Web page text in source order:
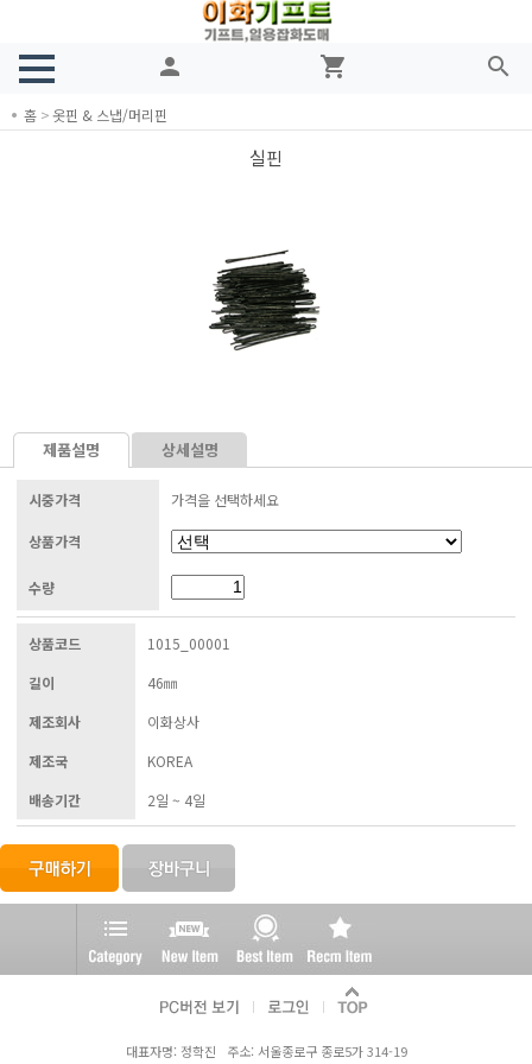
person shopping_cart search
홈 >옷핀 & 스냅/머리핀
실핀
제품설명 상세설명
시중가격 가격을 선택하세요
상품가격
수량
상품코드
1015_00001
길이
46㎜
제조회사
이화상사
제조국
KOREA
배송기간
2일 ~ 4일
대표자명: 정학진 주소: 서울종로구 종로5가 314-19